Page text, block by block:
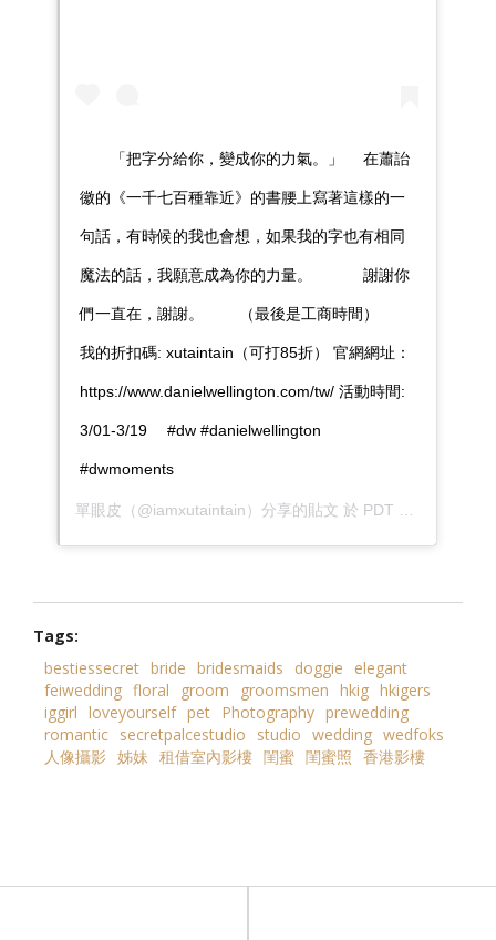
⠀ ⠀ 「把字分給你，變成你的力氣。」 ⠀ 在蕭詒
徽的《一千七百種靠近》的書腰上寫著這樣的一
句話，有時候的我也會想，如果我的字也有相同
魔法的話，我願意成為你的力量。 ⠀ ⠀ ⠀ 謝謝你
們一直在，謝謝。 ⠀ ⠀ （最後是工商時間） ⠀
我的折扣碼: xutaintain（可打85折） 官網網址：
https://www.danielwellington.com/tw/ 活動時間:
3/01-3/19 ⠀ #dw #danielwellington
#dwmoments
單眼皮 （@iamxutaintain）分享的貼文 於 PDT 2019 年 3月 月 13 日 上午 7:24
Tags:
bestiessecret bride bridesmaids doggie
elegant
feiwedding floral groom groomsmen hkig hkigers
iggirl loveyourself pet Photography prewedding
romantic secretpalcestudio studio wedding wedfoks
人像攝影 姊妹 租借室內影樓 閨蜜 閨蜜照 香港影樓